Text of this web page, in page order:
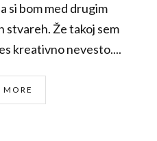
si bom med drugim
stvareh. Že takoj sem
kreativno nevesto....
MORE